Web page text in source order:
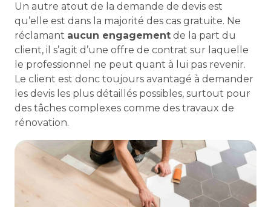
Un autre atout de la demande de devis est
qu’elle est dans la majorité des cas gratuite. Ne
réclamant aucun engagement de la part du
client, il s’agit d’une offre de contrat sur laquelle
le professionnel ne peut quant à lui pas revenir.
Le client est donc toujours avantagé à demander
les devis les plus détaillés possibles, surtout pour
des tâches complexes comme des travaux de
rénovation.